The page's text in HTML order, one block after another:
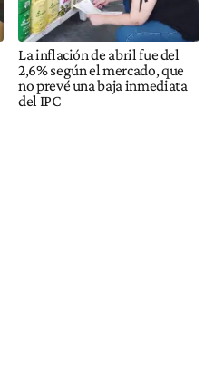
La inflación de abril fue del
2,6% según el mercado, que
no prevé una baja inmediata
del IPC